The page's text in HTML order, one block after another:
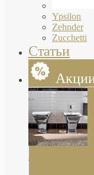
Ypsilon
Zehnder
Zucchetti
Статьи
Butterfly